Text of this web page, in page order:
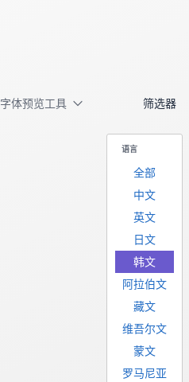
字体预览工具 筛选器
语言
全部
中文
英文
日文
韩文
阿拉伯文
藏文
维吾尔文
蒙文
罗马尼亚